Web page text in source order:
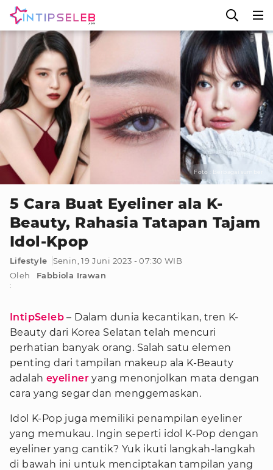
Foto : Berbagai sumber
5 Cara Buat Eyeliner ala K-
Beauty, Rahasia Tatapan Tajam
Idol-Kpop
Lifestyle
Senin, 19 Juni 2023 - 07:30 WIB
Oleh
:
Fabbiola Irawan
IntipSeleb – Dalam dunia kecantikan, tren K-
Beauty dari Korea Selatan telah mencuri
perhatian banyak orang. Salah satu elemen
penting dari tampilan makeup ala K-Beauty
adalah eyeliner yang menonjolkan mata dengan
cara yang segar dan menggemaskan.
Idol K-Pop juga memiliki penampilan eyeliner
yang memukau. Ingin seperti idol K-Pop dengan
eyeliner yang cantik? Yuk ikuti langkah-langkah
di bawah ini untuk menciptakan tampilan yang